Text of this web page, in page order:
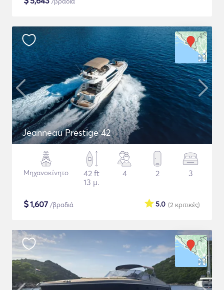
Jeanneau Prestige 42
Μηχανοκίνητο
42 ft
13 μ.
4 2 3
$1,607 /βραδιά (2 κριτικές)
5.0